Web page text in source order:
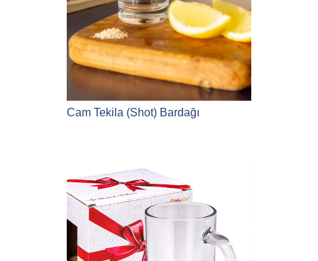
Cam Tekila (Shot) Bardağı